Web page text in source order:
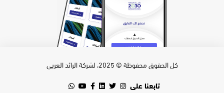
كل الحقوق محفوظة © 2025، لشركة الرائد العربي
تابعنا على